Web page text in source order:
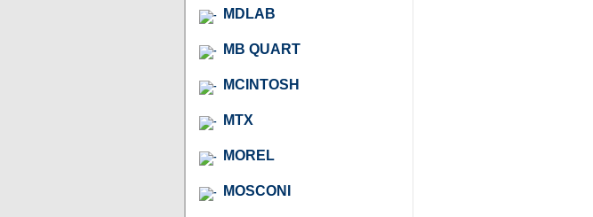
MDLAB
MB QUART
MCINTOSH
MTX
MOREL
MOSCONI